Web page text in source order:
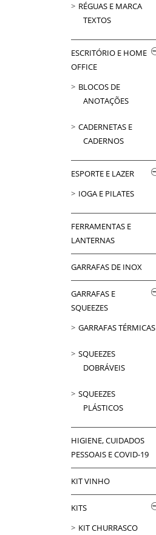
RÉGUAS E MARCA
TEXTOS
ESCRITÓRIO E HOME
OFFICE
BLOCOS DE
ANOTAÇÕES
CADERNETAS E
CADERNOS
ESPORTE E LAZER
IOGA E PILATES
FERRAMENTAS E
LANTERNAS
GARRAFAS DE INOX
GARRAFAS E
SQUEEZES
GARRAFAS TÉRMICAS
SQUEEZES
DOBRÁVEIS
SQUEEZES
PLÁSTICOS
HIGIENE, CUIDADOS
PESSOAIS E COVID-19
KIT VINHO
KITS
KIT CHURRASCO